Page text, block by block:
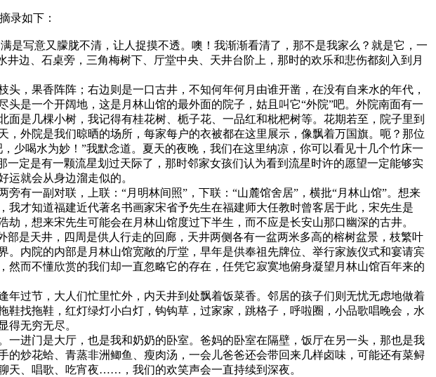
录如下：
写意又朦胧不清，让人捉摸不透。噢！我渐渐看清了，那不是我家么？就是它，一
边、石桌旁，三角梅树下、厅堂中央、天井台阶上，那时的欢乐和悲伤都刻入到月
果香阵阵；右边则是一口古井，不知何年何月由谁开凿，在没有自来水的年代，
是一个开阔地，这是月林山馆的最外面的院子，姑且叫它“外院”吧。外院南面有一
是几棵小树，我记得有桂花树、栀子花、一品红和枇杷树等。花期若至，院子里到
外院是我们晾晒的场所，每家每户的衣被都在这里展示，像飘着万国旗。呃？那位
少喝水为妙！”我默念道。夏天的夜晚，我们在这里纳凉，你可以看见十几个竹床一
定是有一颗流星划过天际了，那时邻家女孩们认为看到流星时许的愿望一定能够实
就会从身边溜走似的。
一副对联，上联：“月明林间照”，下联：“山麓馆舍居”，横批“月林山馆”。想来
才知道福建近代著名书画家宋省予先生在福建师大任教时曾客居于此，宋先生是
，想来宋先生可能会在月林山馆度过下半生，而不应是长安山那口幽深的古井。
是天井，四周是供人行走的回廊，天井两侧各有一盆两米多高的榕树盆景，枝繁叶
内院的内部是月林山馆宽敞的厅堂，早年是供奉祖先牌位、举行家族仪式和宴请宾
而不懂欣赏的我们却一直忽略它的存在，任凭它寂寞地俯身凝望月林山馆百年来的
过节，大人们忙里忙外，内天井到处飘着饭菜香。邻居的孩子们则无忧无虑地做着
找拖鞋，红灯绿灯小白灯，钩钩草，过家家，跳格子，呼啦圈，小品歌唱晚会，水
得无穷无尽。
进门是大厅，也是我和奶奶的卧室。爸妈的卧室在隔壁，饭厅在另一头，那也是我
炒花蛤、青蒸非洲鲫鱼、瘦肉汤，一会儿爸爸还会带回来几样卤味，可能还有菜鲟
天、唱歌、吃宵夜……，我们的欢笑声会一直持续到深夜。